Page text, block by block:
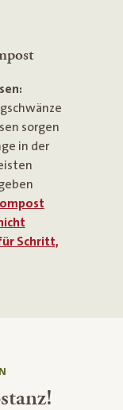
sorgen
in der
Schritt,